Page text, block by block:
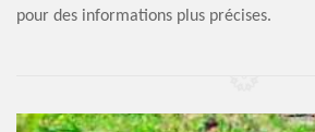
pour des informations plus précises.